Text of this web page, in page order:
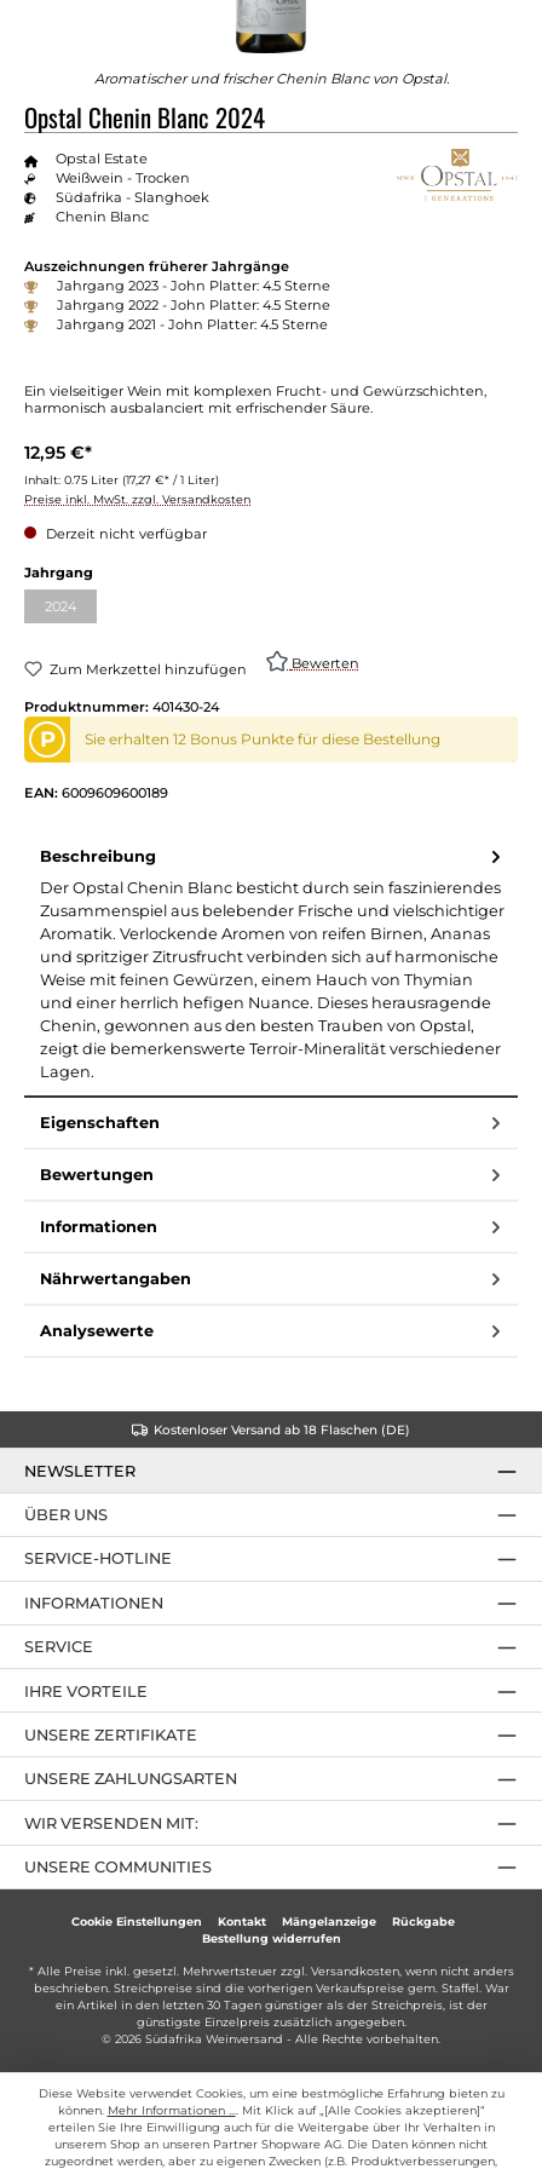
Aromatischer und frischer Chenin Blanc von Opstal.
Opstal Chenin Blanc 2024
Opstal Estate
Weißwein - Trocken
Südafrika - Slanghoek
Chenin Blanc
Auszeichnungen früherer Jahrgänge
Jahrgang 2023 - John Platter: 4.5 Sterne
Jahrgang 2022 - John Platter: 4.5 Sterne
Jahrgang 2021 - John Platter: 4.5 Sterne
Ein vielseitiger Wein mit komplexen Frucht- und Gewürzschichten,
harmonisch ausbalanciert mit erfrischender Säure.
12,95 €*
Inhalt: 0.75 Liter (17,27 €* / 1 Liter)
Preise inkl. MwSt. zzgl. Versandkosten
Derzeit nicht verfügbar
Jahrgang
2024(Diese Option ist zurzeit nicht verfügbar.)
Zum Merkzettel hinzufügen Bewerten
Produktnummer: 401430-24
P Sie erhalten 12 Bonus Punkte für diese Bestellung
EAN: 6009609600189
Beschreibung
Der Opstal Chenin Blanc besticht durch sein faszinierendes
Zusammenspiel aus belebender Frische und vielschichtiger
Aromatik. Verlockende Aromen von reifen Birnen, Ananas
und spritziger Zitrusfrucht verbinden sich auf harmonische
Weise mit feinen Gewürzen, einem Hauch von Thymian
und einer herrlich hefigen Nuance. Dieses herausragende
Chenin, gewonnen aus den besten Trauben von Opstal,
zeigt die bemerkenswerte Terroir-Mineralität verschiedener
Lagen.
Eigenschaften
Bewertungen
Informationen
Nährwertangaben
Analysewerte
Kostenloser Versand ab 18 Flaschen (DE)
NEWSLETTER
SERVICE-HOTLINE
IHRE VORTEILE
UNSERE ZAHLUNGSARTEN
ÜBER UNS
UNSERE ZERTIFIKATE
INFORMATIONEN
SERVICE
UNSERE COMMUNITIES
WIR VERSENDEN MIT:
Cookie Einstellungen Kontakt Mängelanzeige
Rückgabe
Bestellung widerrufen
* Alle Preise inkl. gesetzl. Mehrwertsteuer zzgl. Versandkosten, wenn nicht anders
beschrieben. Streichpreise sind die vorherigen Verkaufspreise gem. Staffel. War
ein Artikel in den letzten 30 Tagen günstiger als der Streichpreis, ist der
günstigste Einzelpreis zusätzlich angegeben.
© 2026 Südafrika Weinversand - Alle Rechte vorbehalten.
Diese Website verwendet Cookies, um eine bestmögliche Erfahrung bieten zu
können. Mehr Informationen ...
. Mit Klick auf „[Alle Cookies akzeptieren]“
erteilen Sie Ihre Einwilligung auch für die Weitergabe über Ihr Verhalten in
unserem Shop an unseren Partner Shopware AG. Die Daten können nicht
zugeordnet werden, aber zu eigenen Zwecken (z.B. Produktverbesserungen,